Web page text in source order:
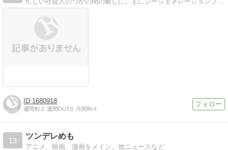
1680918
週間IN:2 週間OUT:6 月間IN:4
13
ツンデレめも
アニメ、映画、漫画をメイン。他ニュースなど